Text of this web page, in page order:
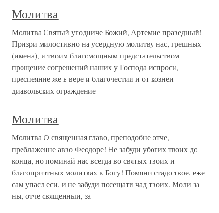
Молитва
Молитва Святый угодниче Божий, Артемие праведный!
Призри милостивно на усердную молитву нас, грешных
(имена), и твоим благомощным предстательством
прощение согрешений наших у Господа испроси,
преспеяние же в вере и благочестии и от козней
диавольских ограждение
Молитва
Молитва О священная главо, преподобне отче,
преблаженне авво Феодоре! Не забуди убогих твоих до
конца, но поминай нас всегда во святых твоих и
благоприятных молитвах к Богу! Помяни стадо твое, еже
сам упасл еси, и не забуди посещати чад твоих. Моли за
ны, отче священный, за